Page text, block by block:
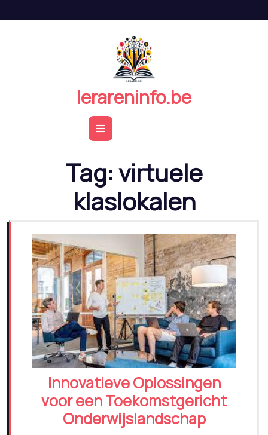
de
lerareninfo.be
Open
Tag:virtuele
klaslokalen
Innovatieve Oplossingen
voor een Toekomstgericht
Onderwijslandschap